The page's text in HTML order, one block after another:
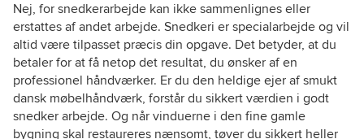
Nej, for snedkerarbejde kan ikke sammenlignes eller
erstattes af andet arbejde. Snedkeri er specialarbejde og vil
altid være tilpasset præcis din opgave. Det betyder, at du
betaler for at få netop det resultat, du ønsker af en
professionel håndværker. Er du den heldige ejer af smukt
dansk møbelhåndværk, forstår du sikkert værdien i godt
snedker arbejde. Og når vinduerne i den fine gamle
bygning skal restaureres nænsomt, tøver du sikkert heller